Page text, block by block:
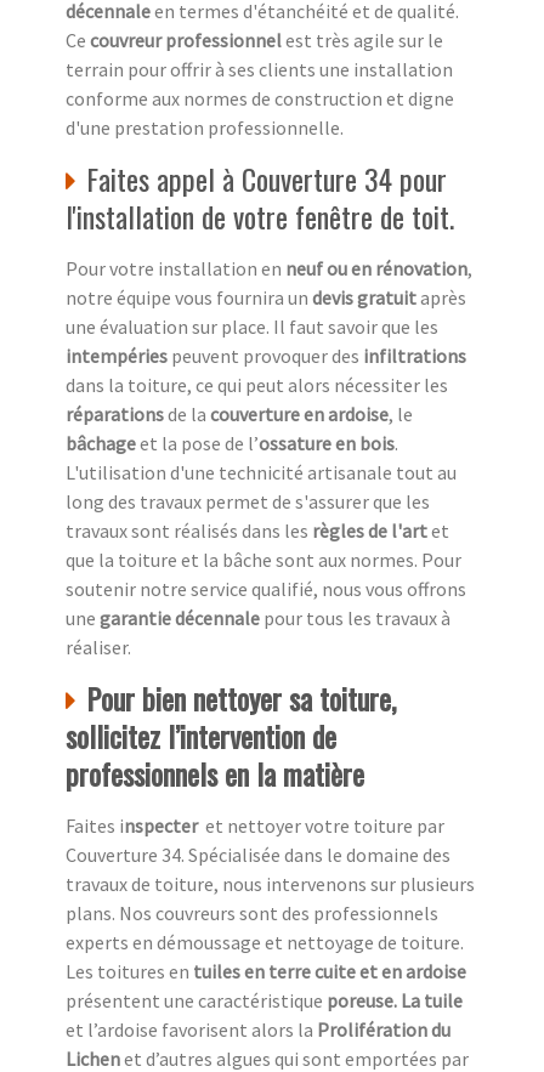
décennaleen termes d'étanchéité et de qualité.
Ce couvreur professionnelest très agile sur le
terrain pour offrir à ses clients une installation
conforme aux normes de construction et digne
d'une prestation professionnelle.
Faites appel à Couverture 34 pour
l'installation de votre fenêtre de toit.
Pour votre installation en neuf ou en rénovation,
notre équipe vous fournira un devis gratuitaprès
une évaluation sur place. Il faut savoir que les
intempéries peuvent provoquer des infiltrations
dans la toiture, ce qui peut alors nécessiter les
réparationsde la couverture en ardoise, le
bâchageet la pose de l’ossature en bois.
L'utilisation d'une technicité artisanale tout au
long des travaux permet de s'assurer que les
travaux sont réalisés dans les règles de l'artet
que la toiture et la bâche sont aux normes. Pour
soutenir notre service qualifié, nous vous offrons
une garantie décennale pour tous les travaux à
réaliser.
Pour bien nettoyer sa toiture,
sollicitez l’intervention de
professionnels en la matière
Faites inspecter et nettoyer votre toiture par
Couverture 34. Spécialisée dans le domaine des
travaux de toiture, nous intervenons sur plusieurs
plans. Nos couvreurs sont des professionnels
experts en démoussage et nettoyage de toiture.
Les toitures en tuiles en terre cuite et en ardoise
présentent une caractéristique poreuse. La tuile
et l’ardoise favorisent alors la Prolifération du
Lichenet d’autres algues qui sont emportées par